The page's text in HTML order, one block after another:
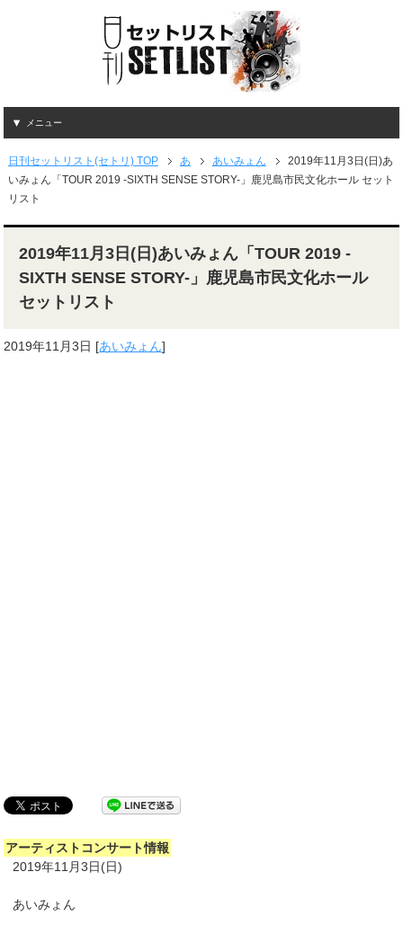
メニュー
日刊セットリスト(セトリ) TOP あ あいみょん
2019年11月3日(日)あ
いみょん「TOUR 2019 -SIXTH SENSE STORY-」鹿児島市民文化ホール セット
リスト
2019年11月3日(日)あいみょん「TOUR 2019 -
SIXTH SENSE STORY-」鹿児島市民文化ホール
セットリスト
2019年11月3日 [あいみょん]
アーティストコンサート情報
2019年11月3日(日)
あいみょん